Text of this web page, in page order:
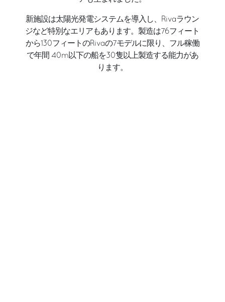
新施設は太陽光発電システムを導入し、Rivaラウン
ジなど特別なエリアもあります。製造は76フィート
から130フィートのRivaの7モデルに限り、フル稼働
で年間 40m以下の船を30隻以上製造する能力があ
ります。